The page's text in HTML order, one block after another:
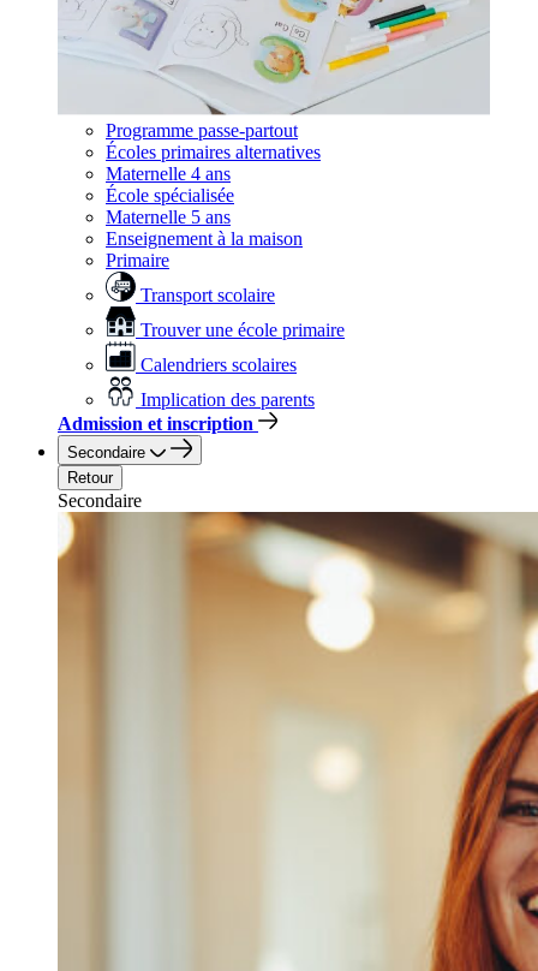
Programme passe-partout
Écoles primaires alternatives
Maternelle 4 ans
École spécialisée
Maternelle 5 ans
Enseignement à la maison
Primaire
Transport scolaire
Trouver une école primaire
Calendriers scolaires
Implication des parents
Admission et inscription
Secondaire
Retour
Secondaire